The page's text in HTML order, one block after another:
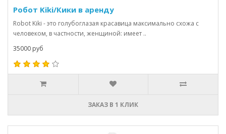
Робот Kiki/Кики в аренду
Robot Kiki - это голубоглазая красавица максимально схожа с
человеком, в частности, женщиной: имеет ..
35000 руб
ЗАКАЗ В 1 КЛИК